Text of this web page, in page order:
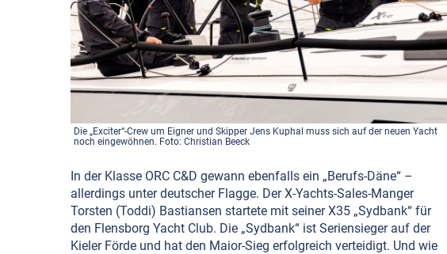
Die „Exciter“-Crew um Eigner und Skipper Jens Kuphal muss sich auf der neuen Yacht
noch eingewöhnen. Foto: Christian Beeck
In der Klasse ORC C&D gewann ebenfalls ein „Berufs-Däne“ –
allerdings unter deutscher Flagge. Der X-Yachts-Sales-Manger
Torsten (Toddi) Bastiansen startete mit seiner X35 „Sydbank“ für
den Flensborg Yacht Club. Die „Sydbank“ ist Seriensieger auf der
Kieler Förde und hat den Maior-Sieg erfolgreich verteidigt. Und wie